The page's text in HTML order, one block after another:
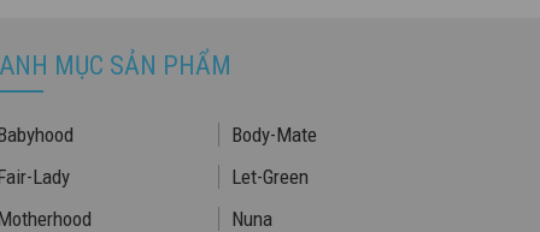
MỤC SẢN PHẨM
Body-Mate
Lady
Let-Green
Nuna